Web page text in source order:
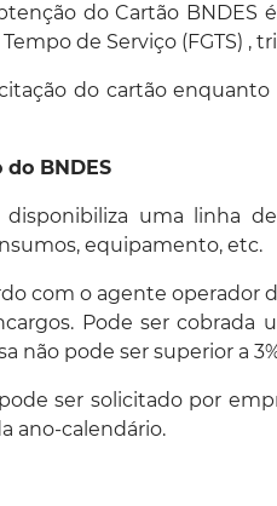
do Cartão
de Serviço (FGTS) ,
do cartão
BNDES
disponibiliza uma linha
equipamento, etc.
com o agente operador
Pode ser
não pode ser superior a
ser solicitado por
ano-calendário.